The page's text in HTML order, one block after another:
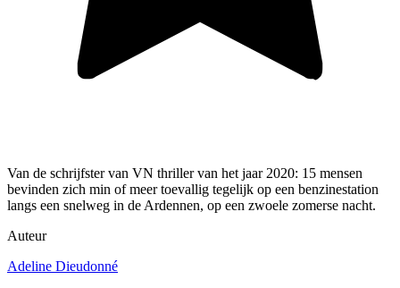
Van de schrijfster van VN thriller van het jaar 2020: 15 mensen
bevinden zich min of meer toevallig tegelijk op een benzinestation
langs een snelweg in de Ardennen, op een zwoele zomerse nacht.
Auteur
Adeline Dieudonné